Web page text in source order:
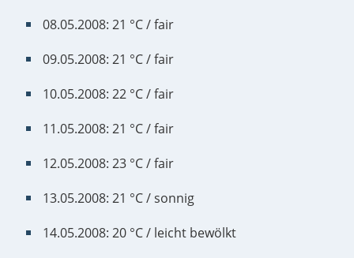
08.05.2008: 21 °C / fair
09.05.2008: 21 °C / fair
10.05.2008: 22 °C / fair
11.05.2008: 21 °C / fair
12.05.2008: 23 °C / fair
13.05.2008: 21 °C / sonnig
14.05.2008: 20 °C / leicht bewölkt